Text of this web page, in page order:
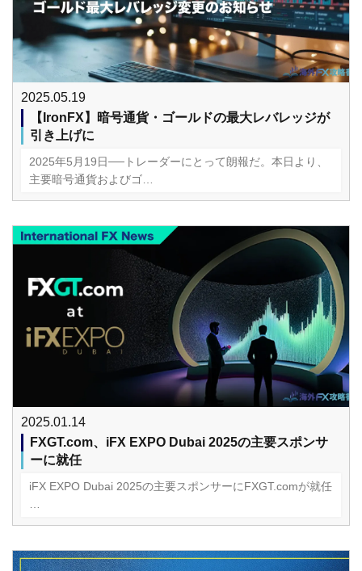
2025.05.19
【IronFX】暗号通貨・ゴールドの最大レバレッジが
引き上げに
2025年5月19日──トレーダーにとって朗報だ。本日より、
主要暗号通貨およびゴ…
2025.01.14
FXGT.com、iFX EXPO Dubai 2025の主要スポンサ
ーに就任
iFX EXPO Dubai 2025の主要スポンサーにFXGT.comが就任
…